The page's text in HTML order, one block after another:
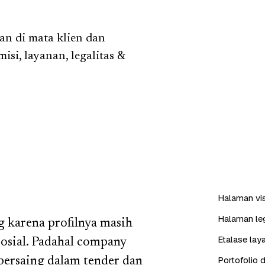
di mata klien dan
layanan, legalitas &
karena profilnya masih
Padahal company
dalam tender dan
Halaman
Halaman
Etalase
Portofolio